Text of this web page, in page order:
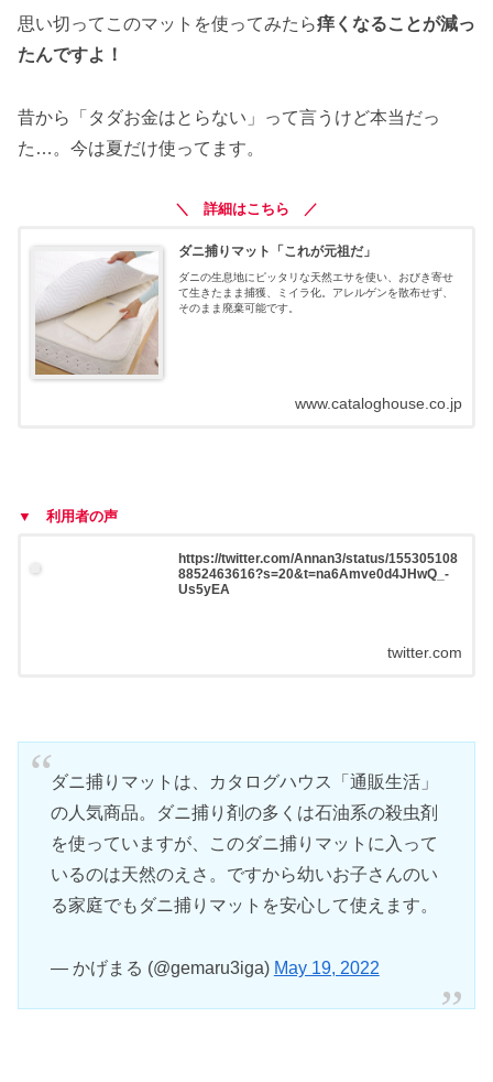
思い切ってこのマットを使ってみたら痒くなることが減っ
たんですよ！
昔から「タダお金はとらない」って言うけど本当だっ
た…。今は夏だけ使ってます。
＼ 詳細はこちら ／
ダニ捕りマット「これが元祖だ」
ダニの生息地にピッタリな天然エサを使い、おびき寄せ
て生きたまま捕獲、ミイラ化。アレルゲンを散布せず、
そのまま廃棄可能です。
www.cataloghouse.co.jp
▼ 利用者の声
https://twitter.com/Annan3/status/155305108
8852463616?s=20&t=na6Amve0d4JHwQ_-
Us5yEA
twitter.com
ダニ捕りマットは、カタログハウス「通販生活」
の人気商品。ダニ捕り剤の多くは石油系の殺虫剤
を使っていますが、このダニ捕りマットに入って
いるのは天然のえさ。ですから幼いお子さんのい
る家庭でもダニ捕りマットを安心して使えます。
— かげまる (@gemaru3iga) May 19, 2022